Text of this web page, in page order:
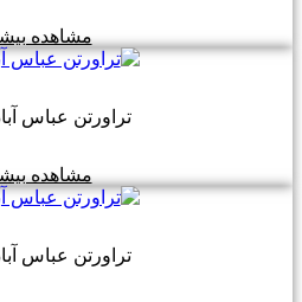
مشاهده
تراورتن عباس
مشاهده
تراورتن عباس